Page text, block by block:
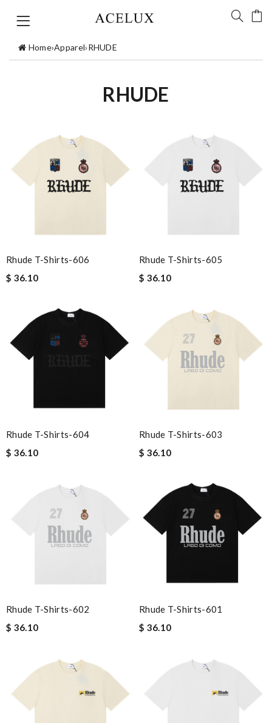
Home›Apparel›RHUDE
RHUDE
Rhude T-Shirts-606
$ 36.10
Rhude T-Shirts-605
$ 36.10
Rhude T-Shirts-604
$ 36.10
Rhude T-Shirts-603
$ 36.10
Rhude T-Shirts-602
$ 36.10
Rhude T-Shirts-601
$ 36.10